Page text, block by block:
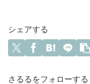
シェアする
さるるをフォローする